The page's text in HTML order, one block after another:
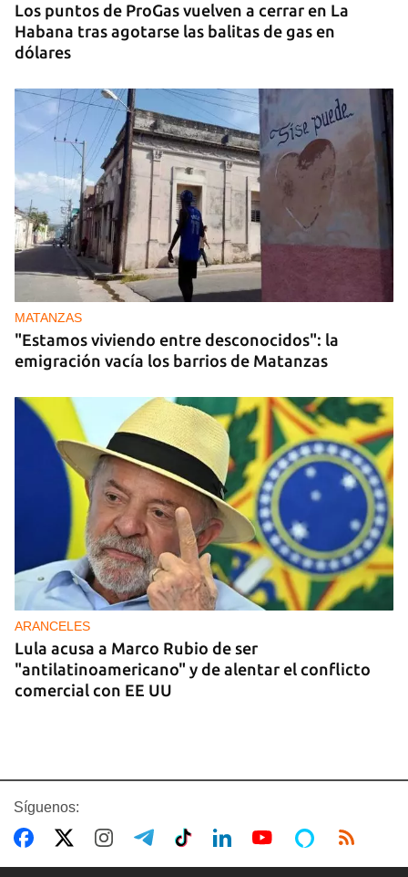
Los puntos de ProGas vuelven a cerrar en La
Habana tras agotarse las balitas de gas en
dólares
MATANZAS
"Estamos viviendo entre desconocidos": la
emigración vacía los barrios de Matanzas
ARANCELES
Lula acusa a Marco Rubio de ser
"antilatinoamericano" y de alentar el conflicto
comercial con EE UU
Síguenos: